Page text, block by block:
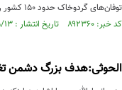
توفان‌های گردوخاک حدود ۱۵۰ کشور را درگیر کرده است که این موضوع سبب شده تا تلاش‌های بین‌المللی برای مدیریت آن در جریان باشد.
کد خبر: ۸۹۲۳۶۰ تاریخ انتشار : ۱۴۰۵/۰۵/۱۳
الحوثی:هدف بزرگ دشمن